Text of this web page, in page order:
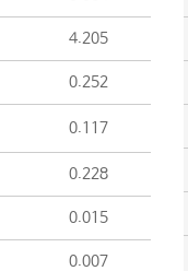
4.205
0.252
0.117
0.228
0.015
0.007